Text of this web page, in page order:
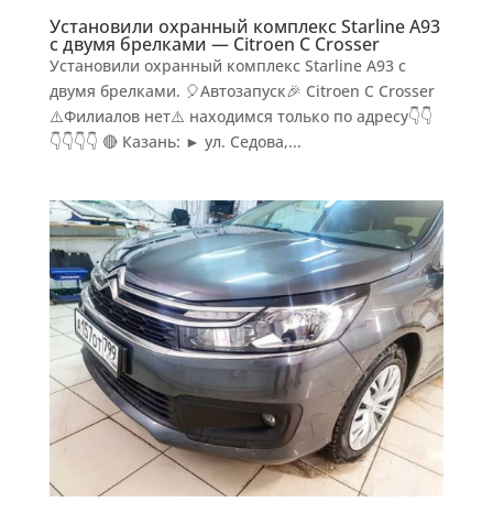
Установили охранный комплекс Starline A93
с двумя брелками — Citroen C Crosser
Установили охранный комплекс Starline A93 с
двумя брелками. 🎈Автозапуск🎉 Citroen C Crosser
⚠️Филиалов нет⚠️ находимся только по адресу👇👇
👇👇👇👇 🔴 Казань: ► ул. Седова,...